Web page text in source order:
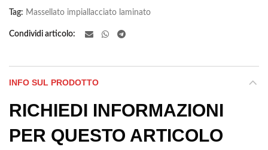
Tag: Massellato impiallacciato laminato
Condividi articolo
INFO SUL PRODOTTO
RICHIEDI INFORMAZIONI
PER QUESTO ARTICOLO